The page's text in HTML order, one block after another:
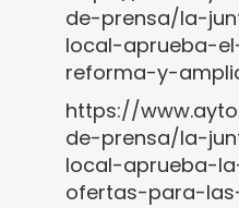
de-prensa/la-
local-aprueba-
reforma-y-
https://
de-prensa/la-
local-aprueba-
ofertas-para-